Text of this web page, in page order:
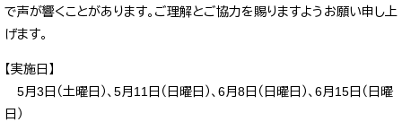
で声が響くことがあります。ご理解とご協力を賜りますようお願い申し上
げます。
【実施日】
5月3日（土曜日）、5月11日（日曜日）、6月8日（日曜日）、6月15日（日曜
日）